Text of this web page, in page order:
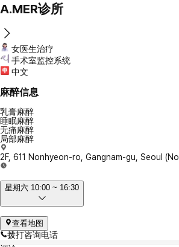
A.MER诊所
女医生治疗
手术室监控系统
中文
麻醉信息
乳膏麻醉
睡眠麻醉
无痛麻醉
局部麻醉
2F, 611 Nonhyeon-ro, Gangnam-gu, Seoul
星期六 10:00 ~ 16:30
查看地图
拨打咨询电话